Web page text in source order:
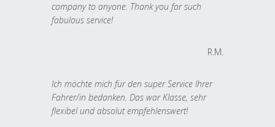
company to anyone. Thank you for such
fabulous service!
R.M.
Ich möchte mich für den super Service Ihrer
Fahrer/in bedanken. Das war Klasse, sehr
flexibel und absolut empfehlenswert!